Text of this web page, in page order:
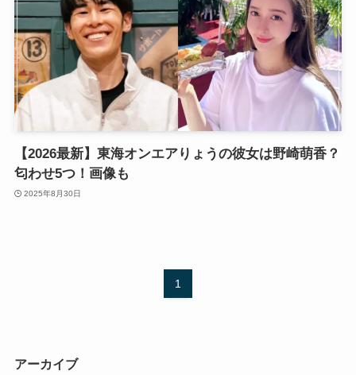
【2026最新】東海オンエアりょうの彼女は野崎萌香？
匂わせ5つ！画像も
2025年8月30日
1
アーカイブ